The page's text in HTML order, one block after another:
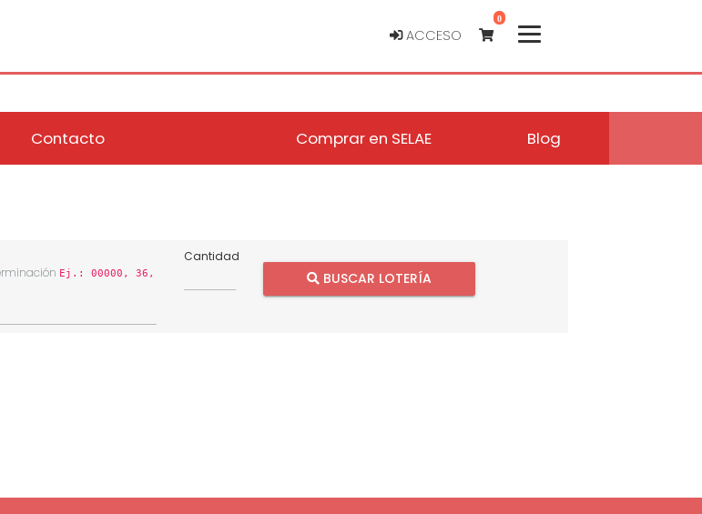
ACCESO
0
Contacto Comprar en SELAE Blog
Ej.: 00000, 36,
Cantidad
BUSCAR LOTERÍA